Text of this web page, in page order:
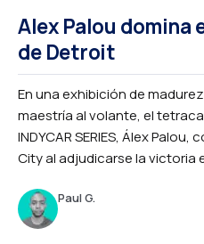
Alex Palou domina
de Detroit
En una exhibición de
maestría al volante, el
INDYCAR SERIES, Álex
City al adjudicarse la victoria
Paul G.